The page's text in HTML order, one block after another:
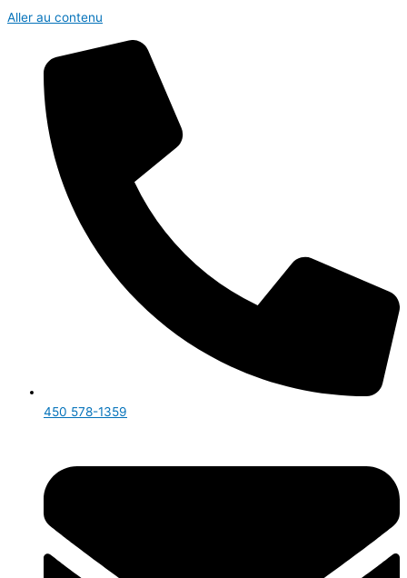
Aller au contenu
450 578-1359